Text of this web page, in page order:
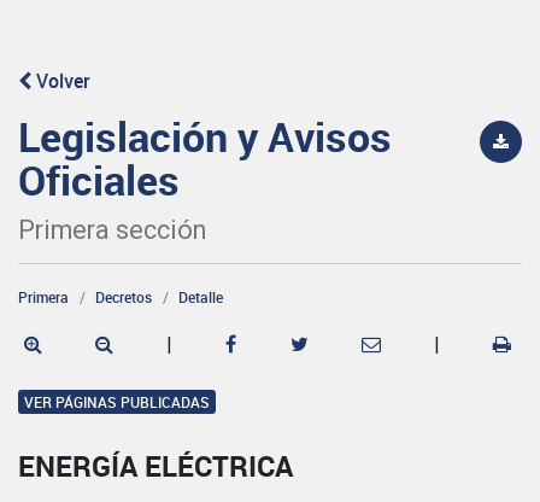
Volver
Legislación y Avisos
Oficiales
Primera sección
Primera Decretos Detalle
| |
VER PÁGINAS PUBLICADAS
ENERGÍA ELÉCTRICA